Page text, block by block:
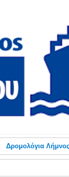
Δρομολόγια